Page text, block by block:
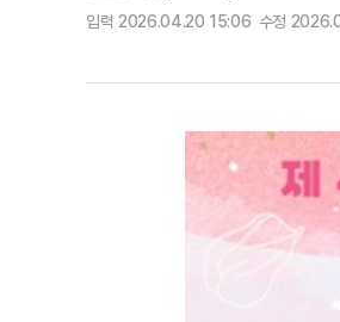
입력 2026.04.20 15:06 수정